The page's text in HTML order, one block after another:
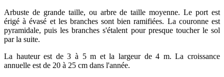
Arbuste de grande taille, ou arbre de taille moyenne. Le port est
érigé à évasé et les branches sont bien ramifiées. La couronne est
pyramidale, puis les branches s'étalent pour presque toucher le sol
par la suite.
La hauteur est de 3 à 5 m et la largeur de 4 m. La croissance
annuelle est de 20 à 25 cm dans l'année.